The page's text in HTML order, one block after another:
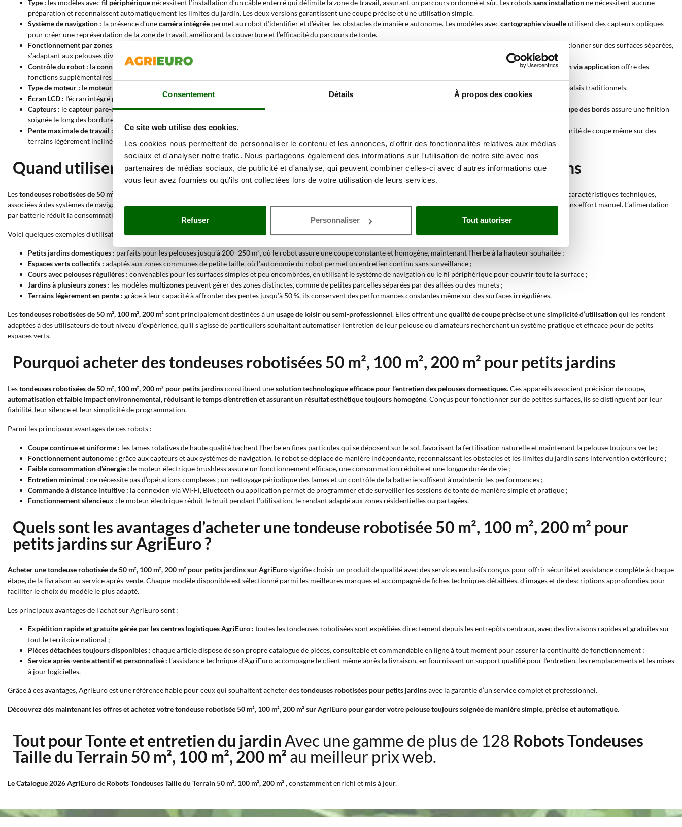
Consentement Détails À propos des cookies
Ce site web utilise des cookies.
Les cookies nous permettent de personnaliser le contenu et les annonces, d'offrir des fonctionnalités relatives aux médias
sociaux et d'analyser notre trafic. Nous partageons également des informations sur l'utilisation de notre site avec nos
partenaires de médias sociaux, de publicité et d'analyse, qui peuvent combiner celles-ci avec d'autres informations que
vous leur avez fournies ou qu'ils ont collectées lors de votre utilisation de leurs services.
Refuser Personnaliser Tout autoriser
Type : les modèles avec fil périphérique nécessitent l’installation d’un câble enterré qui délimite la zone de travail, assurant un parcours ordonné et sûr. Les robotssans installation ne nécessitent aucune
préparation et reconnaissent automatiquement les limites du jardin. Les deux versions garantissent une coupe précise et une utilisation simple.
Système de navigation : la présence d’unecaméra intégrée permet au robot d’identifier et d’éviter les obstacles de manière autonome. Les modèles avec cartographie visuelleutilisent des capteurs optiques
pour créer une représentation de la zone de travail, améliorant la couverture et l’efficacité du parcours de tonte.
Fonctionnement par zones :
peuvent fonctionner sur des surfaces séparées,
s’adaptant aux pelouses divisées par des allées ou des zones pavées.
Contrôle du robot : laconnexion Wi-Fipermet une gestion à distance via le réseau domestique, tandis que le permet un contrôle direct à courte distance. Lagestion via applicationoffre des
fonctions supplémentaires telles que la programmation horaire, la surveillance de l’état et les mises à jour logicielles.
Type de moteur : le moteur à induction brushless
assure un fonctionnement silencieux, une faible consommation d’énergie et une durée de vie plus longue que les moteurs à balais traditionnels.
Écran LCD : l’écran intégré permet de visualiser les principaux réglages et de surveiller les fonctions du robot, facilitant le démarrage et le réglage des activités de tonte.
Capteurs : lecapteur pare-chocsdétecte les impacts et modifie la direction ; lecapteur anticollisionévite les chocs en détectant les obstacles avant le contact ; la fonctioncoupe des bordsassure une finition
soignée le long des bordures de la pelouse.
Pente maximale de travail : les tondeuses robotisées de 50 m², 100 m², 200 m² peuvent travailler sur des
, en maintenant stabilité et régularité de coupe même sur des
terrains légèrement inclinés.
Quand utiliser une tondeuse robotisée 50 m², 100 m², 200 m² pour petits jardins
Lestondeuses robotisées de 50 m², 100 m², 200 m² pour petits jardins
. Leurs caractéristiques techniques,
associées à des systèmes de navigation précis et à des moteurs silencieux, les rendent idéales pour les environnements résidentiels où l’on souhaite conserver une pelouse soignée sans effort manuel. L’alimentation
par batterie réduit la consommation d’énergie et permet un fonctionnement silencieux, adapté aux zones habitées.
Voici quelques exemples d’utilisation typiques :
Petits jardins domestiques : parfaits pour les pelouses jusqu’à 200–250 m², où le robot assure une coupe constante et homogène, maintenant l’herbe à la hauteur souhaitée ;
Espaces verts collectifs : adaptés aux zones communes de petite taille, où l’autonomie du robot permet un entretien continu sans surveillance ;
Cours avec pelouses régulières : convenables pour les surfaces simples et peu encombrées, en utilisant le système de navigation ou le fil périphérique pour couvrir toute la surface ;
Jardins à plusieurs zones : les modèles multizones peuvent gérer des zones distinctes, comme de petites parcelles séparées par des allées ou des murets ;
Terrains légèrement en pente : grâce à leur capacité à affronter des pentes jusqu’à 50 %, ils conservent des performances constantes même sur des surfaces irrégulières.
Lestondeuses robotisées de 50 m², 100 m², 200 m²sont principalement destinées à un usage de loisir ou semi-professionnel. Elles offrent unequalité de coupe préciseet unesimplicité d’utilisationqui les rendent
adaptées à des utilisateurs de tout niveau d’expérience, qu’il s’agisse de particuliers souhaitant automatiser l’entretien de leur pelouse ou d’amateurs recherchant un système pratique et efficace pour de petits
espaces verts.
Pourquoi acheter des tondeuses robotisées 50 m², 100 m², 200 m² pour petits jardins
Lestondeuses robotisées de 50 m², 100 m², 200 m² pour petits jardinsconstituent unesolution technologique efficace pour l’entretien des pelouses domestiques. Ces appareils associent précision de coupe,
automatisation et faible impact environnemental, réduisant le temps d’entretien et assurant un résultat esthétique toujours homogène. Conçus pour fonctionner sur de petites surfaces, ils se distinguent par leur
fiabilité, leur silence et leur simplicité de programmation.
Parmi les principaux avantages de ces robots :
Coupe continue et uniforme : les lames rotatives de haute qualité hachent l’herbe en fines particules qui se déposent sur le sol, favorisant la fertilisation naturelle et maintenant la pelouse toujours verte ;
Fonctionnement autonome : grâce aux capteurs et aux systèmes de navigation, le robot se déplace de manière indépendante, reconnaissant les obstacles et les limites du jardin sans intervention extérieure ;
Faible consommation d’énergie : le moteur électrique brushless assure un fonctionnement efficace, une consommation réduite et une longue durée de vie ;
Entretien minimal : ne nécessite pas d’opérations complexes ; un nettoyage périodique des lames et un contrôle de la batterie suffisent à maintenir les performances ;
Commande à distance intuitive : la connexion via Wi-Fi, Bluetooth ou application permet de programmer et de surveiller les sessions de tonte de manière simple et pratique ;
Fonctionnement silencieux : le moteur électrique réduit le bruit pendant l’utilisation, le rendant adapté aux zones résidentielles ou partagées.
Quels sont les avantages d’acheter une tondeuse robotisée 50 m², 100 m², 200 m² pour
petits jardins sur AgriEuro ?
Acheter une tondeuse robotisée de 50 m², 100 m², 200 m² pour petits jardins sur AgriEurosignifie choisir un produit de qualité avec des services exclusifs conçus pour offrir sécurité et assistance complète à chaque
étape, de la livraison au service après-vente. Chaque modèle disponible est sélectionné parmi les meilleures marques et accompagné de fiches techniques détaillées, d’images et de descriptions approfondies pour
faciliter le choix du modèle le plus adapté.
Les principaux avantages de l’achat sur AgriEuro sont :
Expédition rapide et gratuite gérée par les centres logistiques AgriEuro : toutes les tondeuses robotisées sont expédiées directement depuis les entrepôts centraux, avec des livraisons rapides et gratuites sur
tout le territoire national ;
Pièces détachées toujours disponibles : chaque article dispose de son propre catalogue de pièces, consultable et commandable en ligne à tout moment pour assurer la continuité de fonctionnement ;
Service après-vente attentif et personnalisé : l’assistance technique d’AgriEuro accompagne le client même après la livraison, en fournissant un support qualifié pour l’entretien, les remplacements et les mises
à jour logicielles.
Grâce à ces avantages, AgriEuro est une référence fiable pour ceux qui souhaitent acheter destondeuses robotisées pour petits jardinsavec la garantie d’un service complet et professionnel.
Découvrez dès maintenant les offres et achetez votre tondeuse robotisée 50 m², 100 m², 200 m² sur AgriEuro pour garder votre pelouse toujours soignée de manière simple, précise et automatique.
Tout pour Tonte et entretien du jardinAvec une gamme de plus de 128 Robots Tondeuses
Taille du Terrain 50 m², 100 m², 200 m² au meilleur prix web.
Le Catalogue 2026 AgriEurode Robots Tondeuses Taille du Terrain 50 m², 100 m², 200 m², constamment enrichi et mis à jour.